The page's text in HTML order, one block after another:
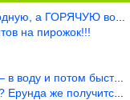
а ГОРЯЧУЮ воду. Трубы в
на пирожок!!!
и потом быстро в раска
же получится. Нет, с